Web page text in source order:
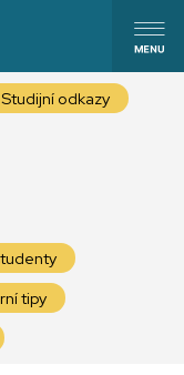
Studijní odkazy
tipy